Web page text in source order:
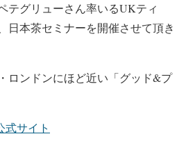
テグリューさん率いるUKティ
日本茶セミナーを開催させて頂き
ロンドンにほど近い「グッド&プ
式サイト